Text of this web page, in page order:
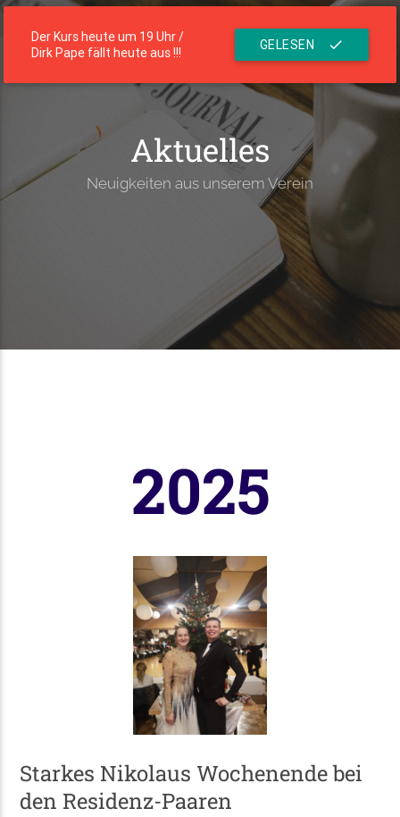
Der Kurs heute um 19 Uhr /
Dirk Pape fällt heute aus !!!
GELESEN check
Die Residenz
menu
Aktuelles
Neuigkeiten aus unserem Verein
2025
Starkes Nikolaus Wochenende bei
den Residenz-Paaren